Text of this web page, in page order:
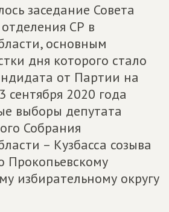
заседание Совета
СР в
основным
дня которого стало
от Партии на
сентября 2020 года
выборы депутата
Собрания
– Кузбасса созыва
Прокопьевскому
избирательному округу